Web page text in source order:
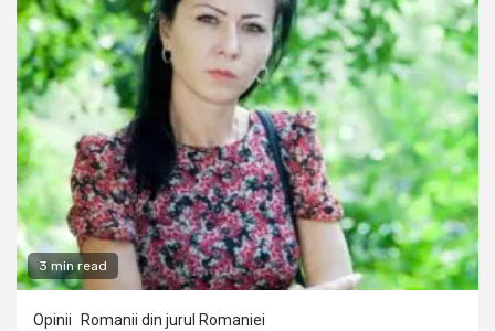
3 min read
Opinii Romanii din jurul Romaniei